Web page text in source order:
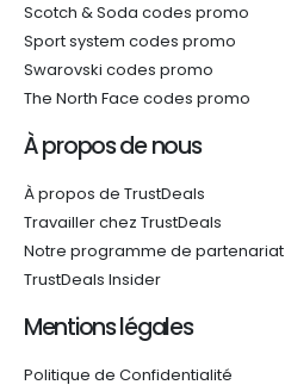
Scotch & Soda codes promo
Sport system codes promo
Swarovski codes promo
The North Face codes promo
À propos de nous
À propos de TrustDeals
Travailler chez TrustDeals
Notre programme de partenariat
TrustDeals Insider
Mentions légales
Politique de Confidentialité